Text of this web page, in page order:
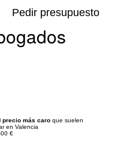
Pedir presupuesto
precio más caro que suelen
en Valencia
€